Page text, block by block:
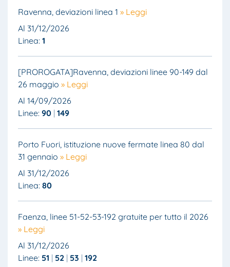
Ravenna, deviazioni linea 1 » Leggi
Al 31/12/2026
Linea: 1
[PROROGATA]Ravenna, deviazioni linee 90-149 dal
26 maggio » Leggi
Al 14/09/2026
Linee: 90 149
Porto Fuori, istituzione nuove fermate linea 80 dal
31 gennaio » Leggi
Al 31/12/2026
Linea: 80
Faenza, linee 51-52-53-192 gratuite per tutto il 2026
» Leggi
Al 31/12/2026
Linee: 51 52 53 192